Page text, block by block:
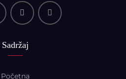
Sadržaj
Početna